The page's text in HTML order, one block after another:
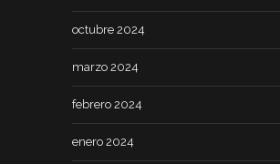
octubre 2024
marzo 2024
febrero 2024
enero 2024